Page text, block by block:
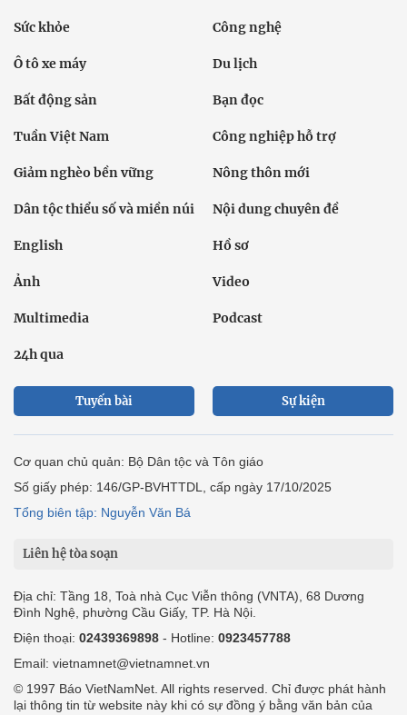
Sức khỏe Công nghệ
Ô tô xe máy Du lịch
Bất động sản Bạn đọc
Tuần Việt Nam Công nghiệp hỗ trợ
Giảm nghèo bền vững Nông thôn mới
Dân tộc thiểu số và miền núi Nội dung chuyên đề
English Hồ sơ
Ảnh Video
Multimedia Podcast
24h qua
Tuyến bài Sự kiện
Cơ quan chủ quản: Bộ Dân tộc và Tôn giáo
Số giấy phép: 146/GP-BVHTTDL, cấp ngày 17/10/2025
Tổng biên tập: Nguyễn Văn Bá
Liên hệ tòa soạn
Địa chỉ: Tầng 18, Toà nhà Cục Viễn thông (VNTA), 68 Dương
Đình Nghệ, phường Cầu Giấy, TP. Hà Nội.
Điện thoại: 02439369898 - Hotline: 0923457788
Email: vietnamnet@vietnamnet.vn
© 1997 Báo VietNamNet. All rights reserved. Chỉ được phát hành
lại thông tin từ website này khi có sự đồng ý bằng văn bản của